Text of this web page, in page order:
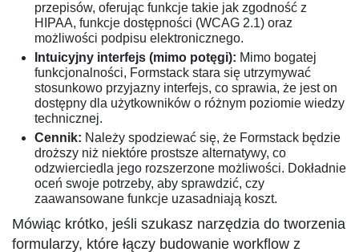
przepisów, oferując funkcje takie jak zgodność z
HIPAA, funkcje dostępności (WCAG 2.1) oraz
możliwości podpisu elektronicznego.
Intuicyjny interfejs (mimo potęgi): Mimo bogatej
funkcjonalności, Formstack stara się utrzymywać
stosunkowo przyjazny interfejs, co sprawia, że jest on
dostępny dla użytkowników o różnym poziomie wiedzy
technicznej.
Cennik: Należy spodziewać się, że Formstack będzie
droższy niż niektóre prostsze alternatywy, co
odzwierciedla jego rozszerzone możliwości. Dokładnie
oceń swoje potrzeby, aby sprawdzić, czy
zaawansowane funkcje uzasadniają koszt.
Mówiąc krótko, jeśli szukasz narzędzia do tworzenia
formularzy, które łączy budowanie workflow z